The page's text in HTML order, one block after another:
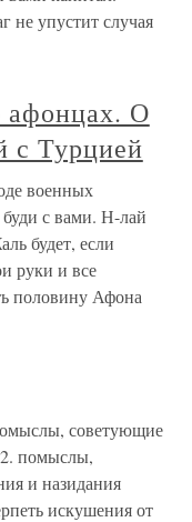
не упустит случая
афонцах. О
с Турцией
военных
с вами. Н-лай
будет, если
руки и все
половину Афона
советующие
2. помыслы,
и назидания
искушения от